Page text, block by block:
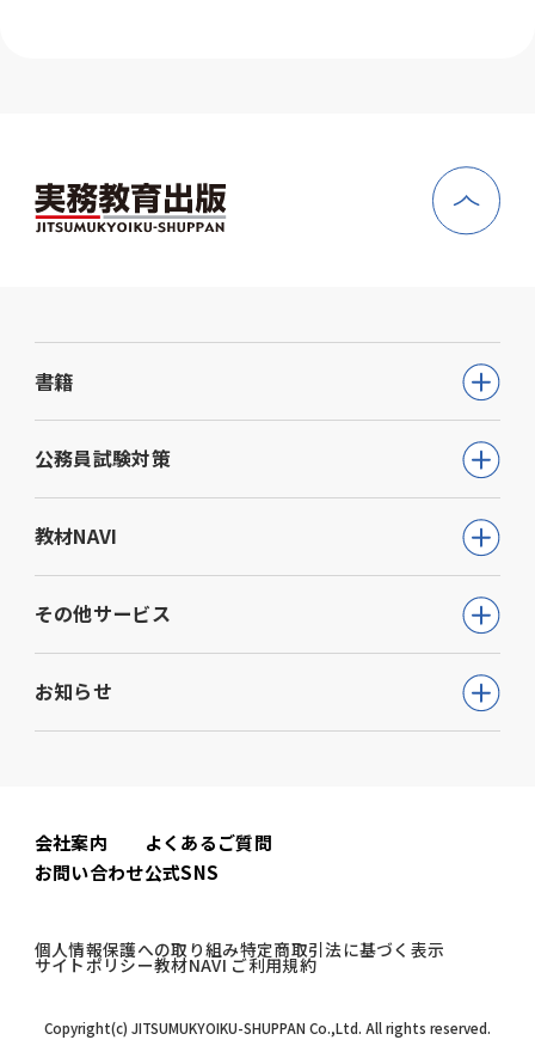
書籍
公務員試験
教員採用試験
就職・資格・検定
教育・学参
ビジネス
生活実用・教養
心理学
公務員試験対策
公務員試験について知る
通信講座
動画で学ぶ【公務員合格】シリーズ
書籍
模擬試験
教材NAVI
高等学校向け事業
大学・短期大学向け事業
専門学校向け事業
中学校向け事業
その他サービス
ウェルネス(心理検査他)
児童発達支援事業
お知らせ
書籍関連
公務員試験関連
会社案内
お問い合わせ
よくあるご質問
公式SNS
個人情報保護への取り組み特定商取引法に基づく表示
サイトポリシー教材NAVI ご利用規約
Copyright(c) JITSUMUKYOIKU-SHUPPAN Co.,Ltd. All rights reserved.